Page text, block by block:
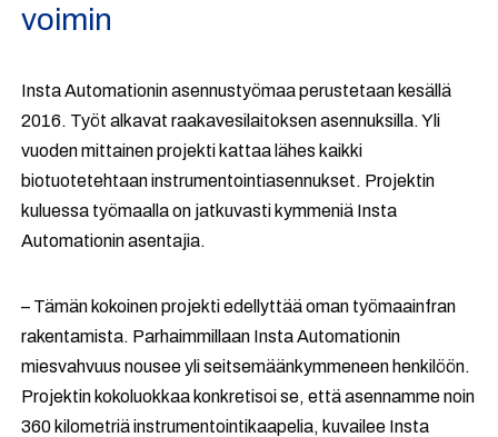
voimin
Insta Automationin asennustyömaa perustetaan kesällä
2016. Työt alkavat raakavesilaitoksen asennuksilla. Yli
vuoden mittainen projekti kattaa lähes kaikki
biotuotetehtaan instrumentointiasennukset. Projektin
kuluessa työmaalla on jatkuvasti kymmeniä Insta
Automationin asentajia.
– Tämän kokoinen projekti edellyttää oman työmaainfran
rakentamista. Parhaimmillaan Insta Automationin
miesvahvuus nousee yli seitsemäänkymmeneen henkilöön.
Projektin kokoluokkaa konkretisoi se, että asennamme noin
360 kilometriä instrumentointikaapelia, kuvailee Insta